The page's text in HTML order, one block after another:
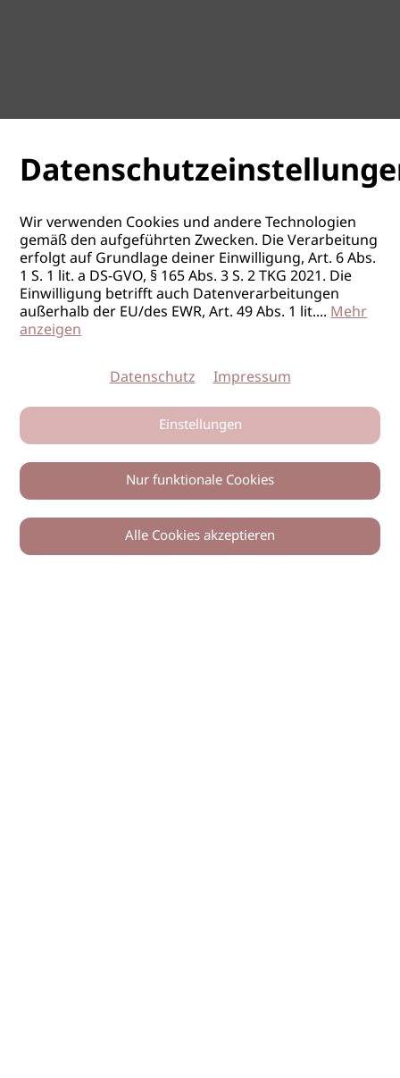
0
Wir verwenden Cookies und andere Technologien
gemäß den aufgeführten Zwecken. Die Verarbeitung
erfolgt auf Grundlage deiner Einwilligung, Art. 6 Abs.
1 S. 1 lit. a DS-GVO, § 165 Abs. 3 S. 2 TKG 2021. Die
Einwilligung betrifft auch Datenverarbeitungen
außerhalb der EU/des EWR, Art. 49 Abs. 1 lit....Mehr
anzeigen
Datenschutz Impressum
Einstellungen
Nur funktionale Cookies
Alle Cookies akzeptieren